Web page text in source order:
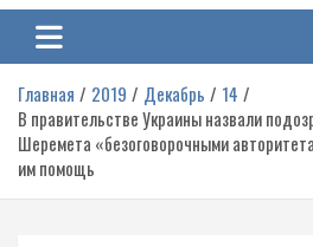
Главная 2019 Декабрь
14
В правительстве Украины назвали
Шеремета «безоговорочными
им помощь